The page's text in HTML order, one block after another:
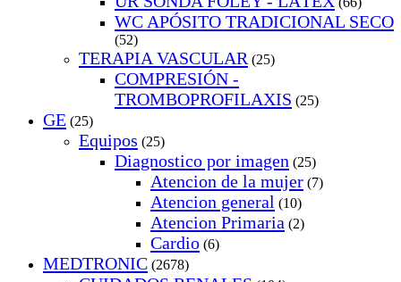
WC APÓSITO TRADICIONAL SECO
(52)
TERAPIA VASCULAR (25)
COMPRESIÓN -
TROMBOPROFILAXIS (25)
GE (25)
Equipos (25)
Diagnostico por imagen (25)
Atencion de la mujer (7)
Atencion general (10)
Atencion Primaria (2)
Cardio (6)
MEDTRONIC (2678)